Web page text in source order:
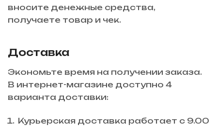
вносите денежные средства,
получаете товар и чек.
Доставка
Экономьте время на получении заказа.
В интернет-магазине доступно 4
варианта доставки:
Курьерская доставка работает с 9.00